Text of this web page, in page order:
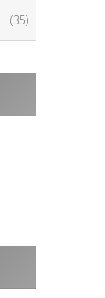
(35)